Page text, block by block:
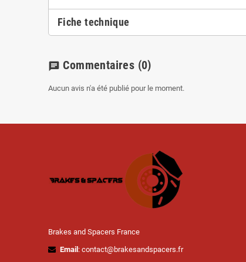
Fiche technique
chat Commentaires (0)
Aucun avis n'a été publié pour le moment.
Brakes and Spacers France
Email : contact@brakesandspacers.fr